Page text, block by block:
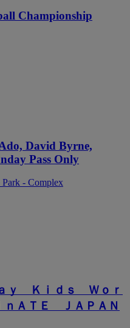
Championship
David Byrne,
Pass Only
- Complex
ｙ Ｋｉｄｓ Ｗｏｒ
ｎＡＴＥ ＪＡＰＡＮ